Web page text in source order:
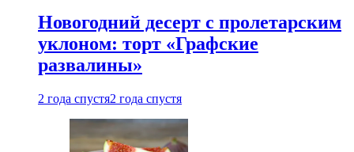
Новогодний десерт с пролетарским
уклоном: торт «Графские
развалины»
2 года спустя2 года спустя